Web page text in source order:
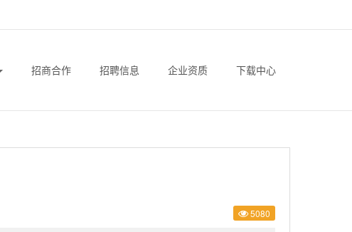
招商合作 招聘信息 企业资质 下载中心
5080